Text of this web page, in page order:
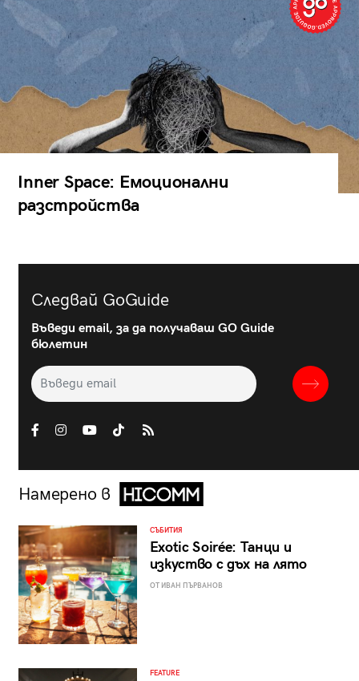
Inner Space: Емоционални
разстройства
Следвай GoGuide
Въведи email, за да получаваш GO Guide
бюлетин
Намерено в
СЪБИТИЯ
Exotic Soirée: Танци и
изкуство с дъх на лято
ОТ ИВАН ПЪРВАНОВ
FEATURE